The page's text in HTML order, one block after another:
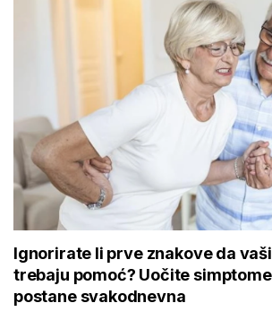
Ignorirate li prve znakove da
trebaju pomoć? Uočite
postane svakodnevna